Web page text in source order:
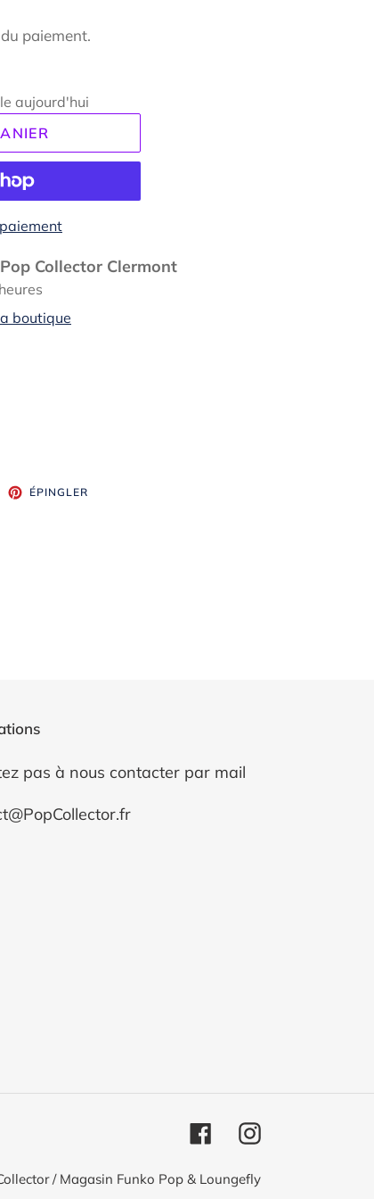
paiement.
aujourd'hui
Pop Collector Clermont
boutique
ÉPINGLER
pas à nous contacter par mail
FacebookInstagram
/ Magasin Funko Pop & Loungefly